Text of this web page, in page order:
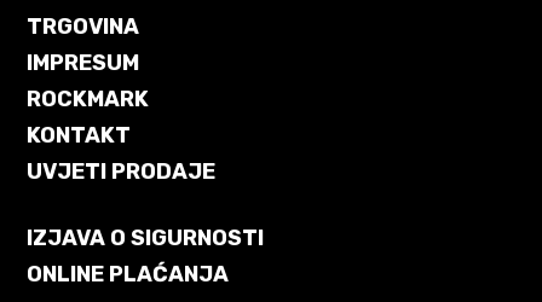
TRGOVINA
IMPRESUM
ROCKMARK
KONTAKT
UVJETI PRODAJE
IZJAVA O SIGURNOSTI
ONLINE PLAĆANJA